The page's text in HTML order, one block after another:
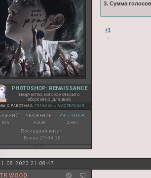
PHOTOSHOP: RENAISSANCE
творчество, которое открыто
абсолютно для всех
С РАБОТАМИ:ГРАФИКА ◇МАСТЕРСКАЯ
836
УВАЖЕНИЕ:
+5348
ФЛОРИНОВ:
4 860
Последний визит:
Вчера 23:06:16
3. Сумма
+1
21:08:47
WOOD